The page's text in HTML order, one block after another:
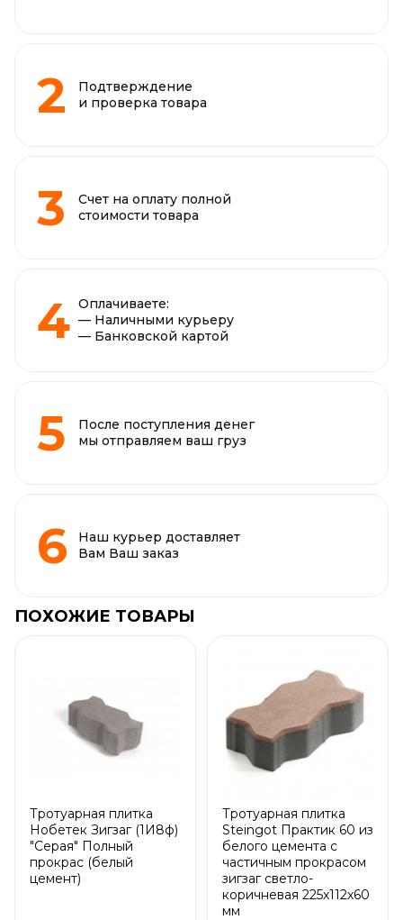
Подтверждение
и проверка товара
Счет на оплату полной
стоимости товара
Оплачиваете:
— Наличными курьеру
— Банковской картой
После поступления денег
мы отправляем ваш груз
Наш курьер доставляет
Вам Ваш заказ
ПОХОЖИЕ ТОВАРЫ
Тротуарная плитка
Нобетек Зигзаг (1И8ф)
"Серая" Полный
прокрас (белый
цемент)
Тротуарная плитка
Steingot Практик 60 из
белого цемента с
частичным прокрасом
зигзаг светло-
коричневая 225х112х60
мм